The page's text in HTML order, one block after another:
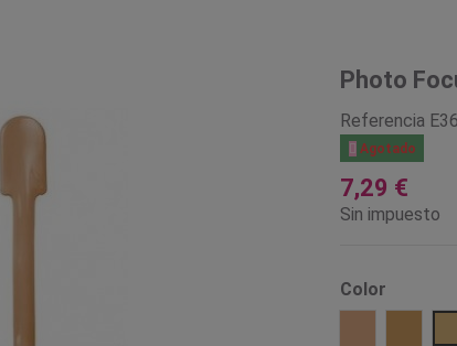
Photo
Referencia
Agotado
7,29 €
Sin impuesto
Color